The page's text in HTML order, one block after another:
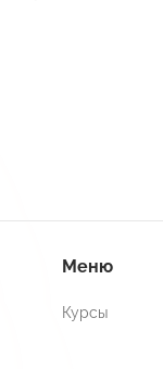
Меню
Курсы